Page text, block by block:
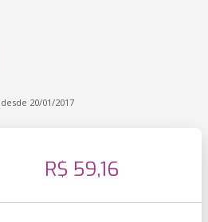
20/01/2017
R$ 59,16